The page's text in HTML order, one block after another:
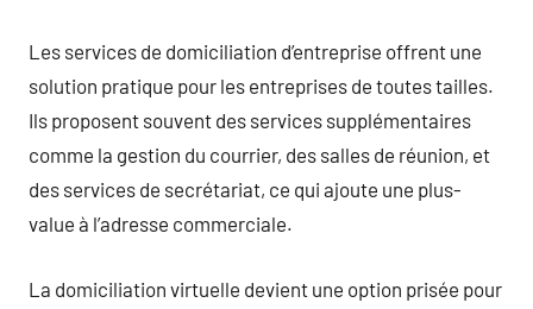
Les services de domiciliation d’entreprise offrent une
solution pratique pour les entreprises de toutes tailles.
Ils proposent souvent des services supplémentaires
comme la gestion du courrier, des salles de réunion, et
des services de secrétariat, ce qui ajoute une plus-
value à l’adresse commerciale.
La domiciliation virtuelle devient une option prisée pour